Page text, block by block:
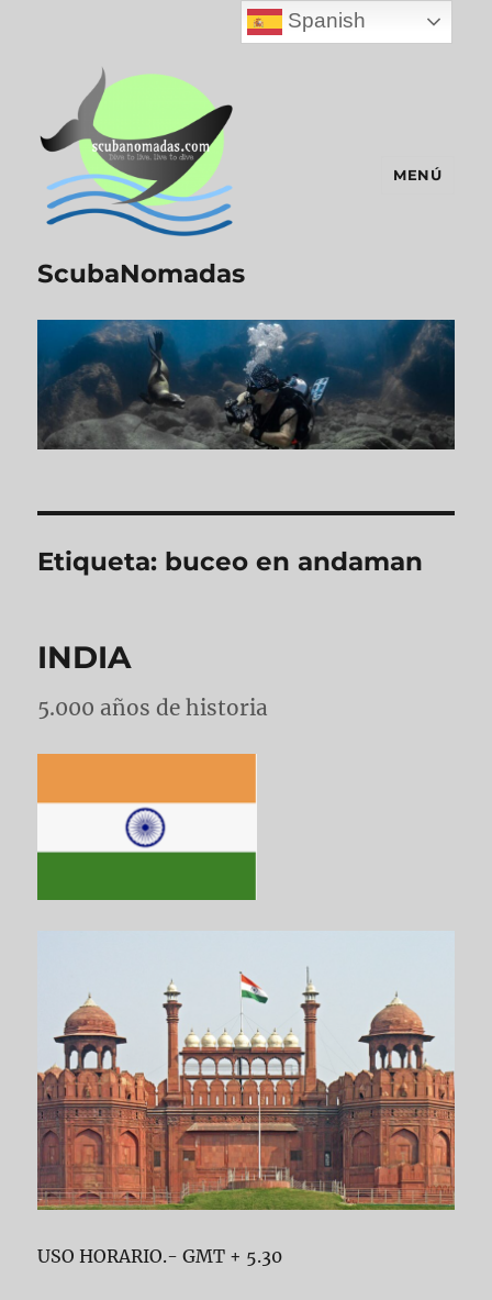
ScubaNomadas
MENÚ
Etiqueta: buceo en andaman
INDIA
5.000 años de historia
USO HORARIO.- GMT + 5.30
Spanish